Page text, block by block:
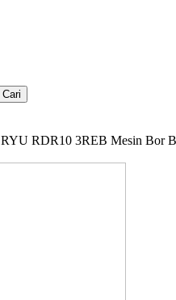
Cari
RYU RDR10 3REB Mesin Bor